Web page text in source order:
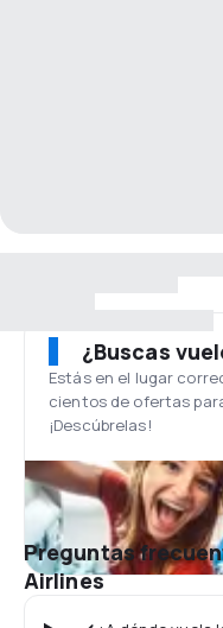
¿Buscas
Estás en el lugar
cientos de ofertas
¡Descúbrelas!
Preguntas
Airlines